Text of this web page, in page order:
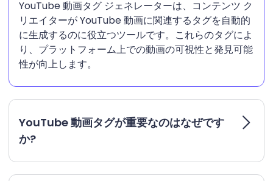
YouTube 動画タグ ジェネレーターは、コンテンツ ク
リエイターが YouTube 動画に関連するタグを自動的
に生成するのに役立つツールです。これらのタグによ
り、プラットフォーム上での動画の可視性と発見可能
性が向上します。
YouTube 動画タグが重要なのはなぜです
か?